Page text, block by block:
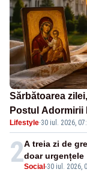
Sărbătoarea
Postul Adormirii
Lifestyle·30 iul. 2026,
2Social -30 iul. 2026,
A treia zi de
doar urgențele